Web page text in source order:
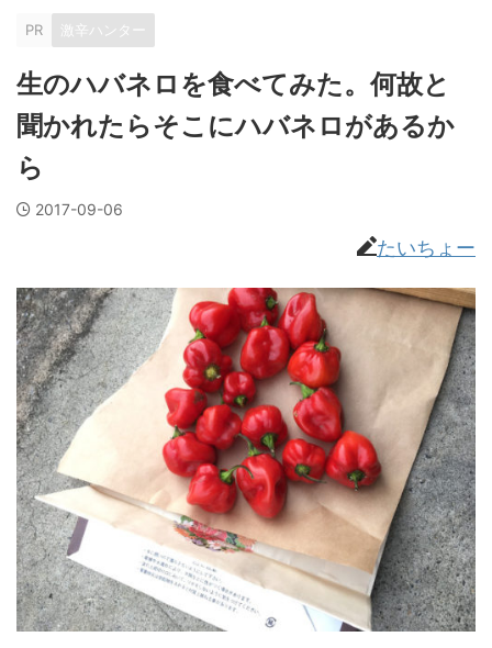
PR 激辛ハンター
生のハバネロを食べてみた。何故と
聞かれたらそこにハバネロがあるか
ら
2017-09-06
たいちょー